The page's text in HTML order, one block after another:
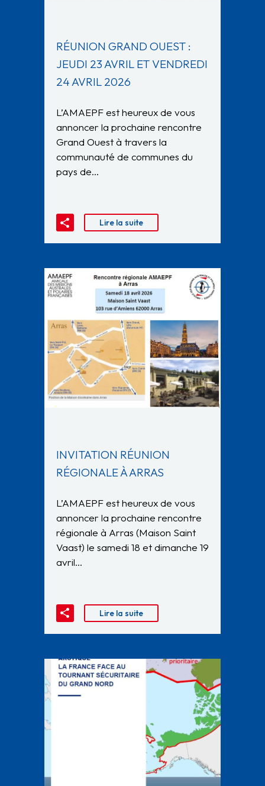
RÉUNION GRAND OUEST :
JEUDI 23 AVRIL ET VENDREDI
24 AVRIL 2026
L’AMAEPF est heureux de vous
annoncer la prochaine rencontre
Grand Ouest à travers la
communauté de communes du
pays de…
Lire la suite
INVITATION RÉUNION
RÉGIONALE À ARRAS
L’AMAEPF est heureux de vous
annoncer la prochaine rencontre
régionale à Arras (Maison Saint
Vaast) le samedi 18 et dimanche 19
avril…
Lire la suite